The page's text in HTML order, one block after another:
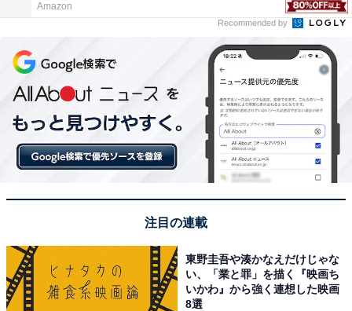
Amazon
Recommended by
注目の連載
東野圭吾や湊かなえだけじゃな
い、「業と罪」を描く『映画ち
いかわ』から強く連想した映画
8選